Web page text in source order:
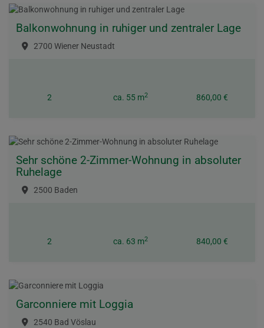
Balkonwohnung in ruhiger und zentraler Lage
2700 Wiener Neustadt
2 ca. 55 m2 860,00 €
Sehr schöne 2-Zimmer-Wohnung in absoluter
Ruhelage
2500 Baden
2 ca. 63 m2 840,00 €
Garconniere mit Loggia
2540 Bad Vöslau